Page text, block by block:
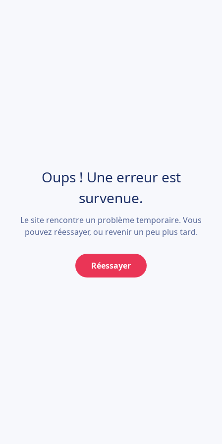
Oups ! Une erreur est
survenue.
Le site rencontre un problème temporaire. Vous
pouvez réessayer, ou revenir un peu plus tard.
Réessayer